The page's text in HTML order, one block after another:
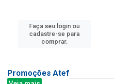
Faça seu login ou
cadastre-se para
comprar.
Promoções Atef